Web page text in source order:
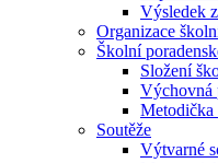
Výsledek
Organizace
Školní
Složení
Výchovná
Metodička
Soutěže
Výtvarné